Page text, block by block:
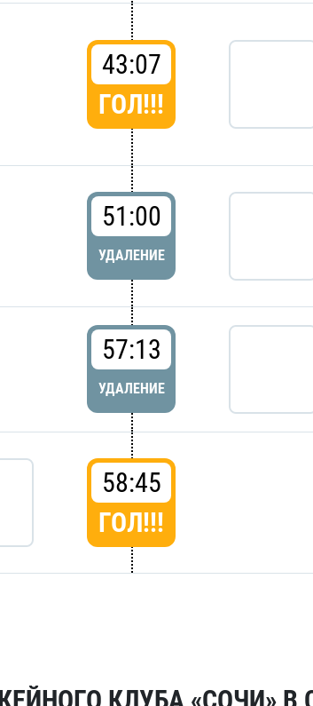
43:07
ГОЛ!!!
51:00
УДАЛЕНИЕ
57:13
УДАЛЕНИЕ
58:45
ГОЛ!!!